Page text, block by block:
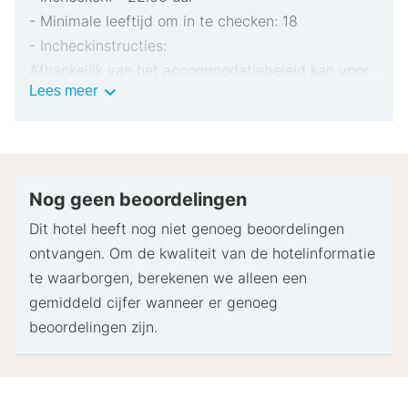
- Minimale leeftijd om in te checken: 18
- Incheckinstructies:
Afhankelijk van het accommodatiebeleid kan voor
extra personen een toeslag in rekening worden
pinpas of borgsom in contanten te verstrekken
Speciale verzoeken worden onder voorbehoud van
beschikbaarheid bij het inchecken ingewilligd.
Hiervoor kunnen extra kosten in rekening worden
gebracht. Speciale verzoeken kunnen niet worden
gegarandeerd.
Lees meerBelangrijke
Nog geen beoordelingen
Dit hotel heeft nog niet genoeg beoordelingen
ontvangen. Om de kwaliteit van de hotelinformatie
te waarborgen, berekenen we alleen een
gemiddeld cijfer wanneer er genoeg
beoordelingen zijn.